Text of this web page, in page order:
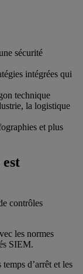
sécurité
intégrées qui
technique
la logistique
et plus
contrôles
les normes
SIEM.
d’arrêt et les